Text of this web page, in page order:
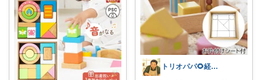
トリオパパ🌻経由購入感謝🙇🏻‍♂️